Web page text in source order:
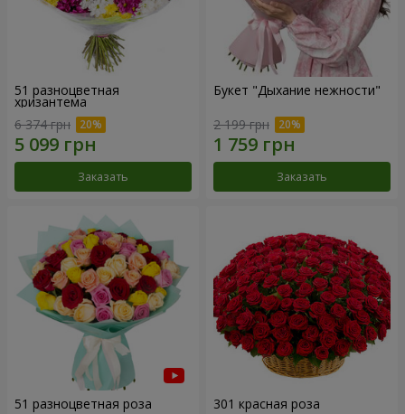
51 разноцветная
хризантема
6 374 грн
Заказать
Букет "Дыхание нежности"
2 199 грн
Заказать
51 разноцветная роза 301 красная роза